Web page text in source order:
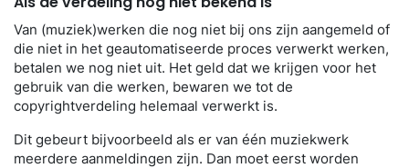
Van (muziek)werken die nog niet bij ons zijn aangemeld of
die niet in het geautomatiseerde proces verwerkt werken,
betalen we nog niet uit. Het geld dat we krijgen voor het
gebruik van die werken, bewaren we tot de
copyrightverdeling helemaal verwerkt is.
Dit gebeurt bijvoorbeeld als er van één muziekwerk
meerdere aanmeldingen zijn. Dan moet eerst worden